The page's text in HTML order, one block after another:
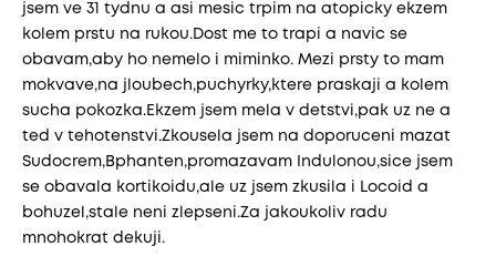
jsem ve 31 tydnu a asi mesic trpim na atopicky ekzem
kolem prstu na rukou.Dost me to trapi a navic se
obavam,aby ho nemelo i miminko. Mezi prsty to mam
mokvave,na jloubech,puchyrky,ktere praskaji a kolem
sucha pokozka.Ekzem jsem mela v detstvi,pak uz ne a
ted v tehotenstvi.Zkousela jsem na doporuceni mazat
Sudocrem,Bphanten,promazavam Indulonou,sice jsem
se obavala kortikoidu,ale uz jsem zkusila i Locoid a
bohuzel,stale neni zlepseni.Za jakoukoliv radu
mnohokrat dekuji.